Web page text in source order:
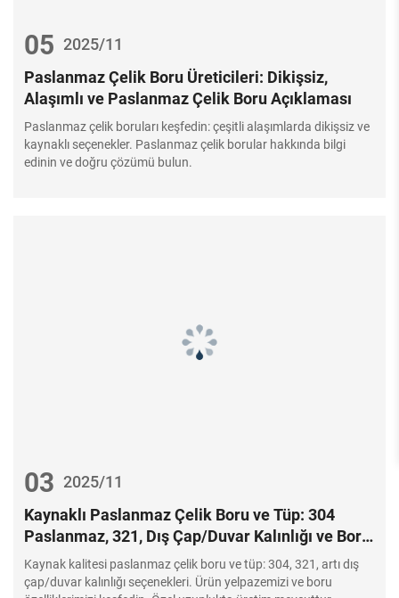
Paslanmaz Çelik Boru Üreticileri: Dikişsiz,
Alaşımlı ve Paslanmaz Çelik Boru Açıklaması
Paslanmaz çelik boruları keşfedin: çeşitli alaşımlarda dikişsiz ve
kaynaklı seçenekler. Paslanmaz çelik borular hakkında bilgi
edinin ve doğru çözümü bulun.
05 2025/11
Kaynaklı Paslanmaz Çelik Boru ve Tüp: 304
Paslanmaz, 321, Dış Çap/Duvar Kalınlığı ve Boru
Özellikleri
Kaynak kalitesi paslanmaz çelik boru ve tüp: 304, 321, artı dış
çap/duvar kalınlığı seçenekleri. Ürün yelpazemizi ve boru
03 2025/11